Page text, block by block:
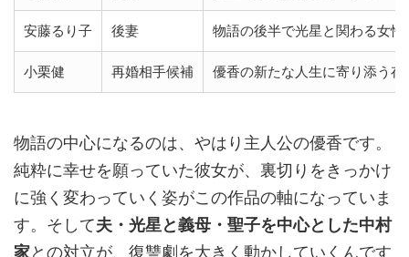
安藤るり子 後妻 物語の後半で光星と関わる女性
小栗健 再婚相手候補 優香の新たな人生に寄り添う存
物語の中心になるのは、やはり主人公の優香です。
純粋に幸せを願っていた彼女が、裏切りをきっかけ
に強く変わっていく姿がこの作品の軸になっていま
す。そして夫・光星と義母・聖子を中心とした中村
家との対立が、復讐劇を大きく動かしていくんです